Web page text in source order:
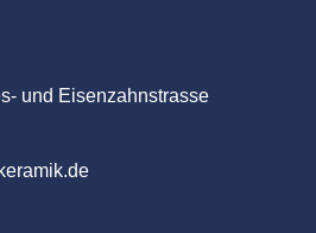
und Eisenzahnstrasse